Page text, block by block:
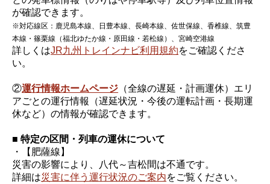
が確認できます。
※対応線区：鹿児島本線、日豊本線、長崎本線、佐世保線、香椎線、筑豊
本線・篠栗線（福北ゆたか線・原田線・若松線）、宮崎空港線
詳しくはJR九州トレインナビ利用規約をご確認くださ
い。
②運行情報ホームページ （全線の遅延・計画運休）エリ
アごとの運行情報（遅延状況・今後の運転計画・長期運
休など）の情報が確認できます。
■ 特定の区間・列車の運休について
・【肥薩線】
災害の影響により、八代～吉松間は不通です。
詳細は災害に伴う運行状況のご案内をご覧ください。